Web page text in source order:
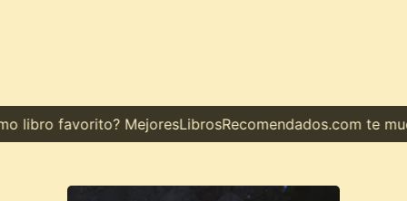
favorito? MejoresLibrosRecomendados.com te